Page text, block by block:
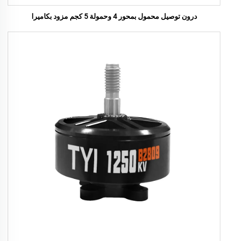
درون توصيل محمول بمحور 4 وحمولة 5 كجم مزود بكاميرا